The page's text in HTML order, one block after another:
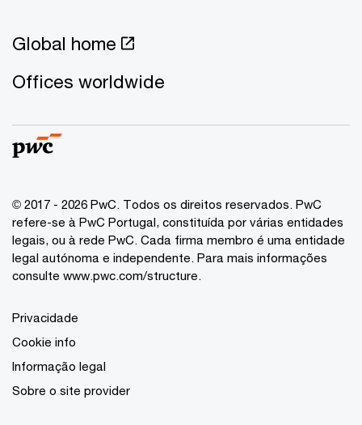
Global home
Offices worldwide
© 2017 - 2026 PwC. Todos os direitos reservados. PwC
refere-se à PwC Portugal, constituída por várias entidades
legais, ou à rede PwC. Cada firma membro é uma entidade
legal autónoma e independente. Para mais informações
consulte www.pwc.com/structure.
Privacidade
Cookie info
Informação legal
Sobre o site provider